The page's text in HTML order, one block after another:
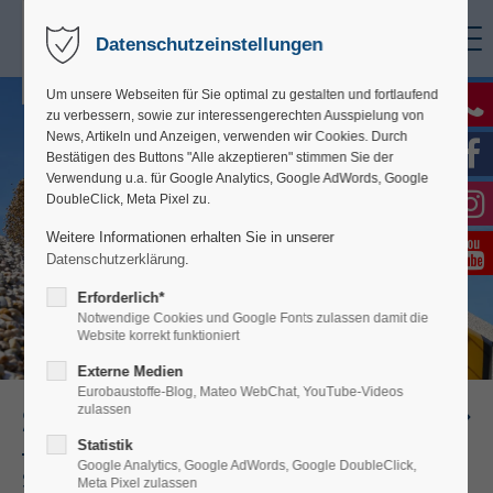
Farbstudio
Farbechtes Mischen aller Wand- und
Baustoff Drive-In
Ranfahren, beraten lassen, aussuchen, beladen
Schüttgut & Beton
Schüttgüter jetzt ganz bequem online bestellen und
Große Ausstellung für
Terrassenbeläge-
Bad & Fliesen
Erleben Sie unsere Trendausstellung mit über 200
Werkzeug
Riesige Auswahl, qualitative Produkte und Top-
Dämmung & Ausbau
Mit der richtigen Dämmung bis zu 30 % Heizkosten
Türen & Tore
Besuchen Sie unsere große Ausstellung mit
Ökologische Baustoffe
Mehr Lebensqualität dank wohngesunder
Böden
Laminat, Echtholzparkett, Vinyl: Sinnlich erfahrbar in
Service
Wir sind da, um Ihnen zu helfen. Wir liefern Just-in-
Bauherrnkonto
Unser Vorteil für Bauherrn: Kompetente Betreuung
Farbstudio
Farbechtes Mischen aller Wand- und
Baustoff Drive-In
Ranfahren, beraten lassen, aussuchen, beladen
Datenschutzeinstellungen
Um unsere Webseiten für Sie optimal zu gestalten und fortlaufend
zu verbessern, sowie zur interessengerechten Ausspielung von
News, Artikeln und Anzeigen, verwenden wir Cookies. Durch
Bestätigen des Buttons "Alle akzeptieren" stimmen Sie der
Verwendung u.a. für Google Analytics, Google AdWords, Google
DoubleClick, Meta Pixel zu.
Weitere Informationen erhalten Sie in unserer
Datenschutzerklärung.
Erforderlich*
Notwendige Cookies und Google Fonts zulassen damit die
Website korrekt funktioniert
Externe Medien
Eurobaustoffe-Blog, Mateo WebChat, YouTube-Videos
zulassen
Statistik
Google Analytics, Google AdWords, Google DoubleClick,
Meta Pixel zulassen